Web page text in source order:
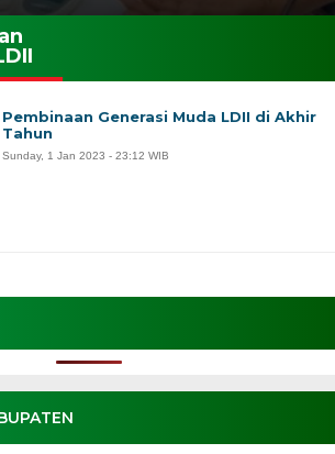
Pembinaan Generasi Muda LDII di Akhir
Tahun
Sunday, 1 Jan 2023 - 23:12 WIB